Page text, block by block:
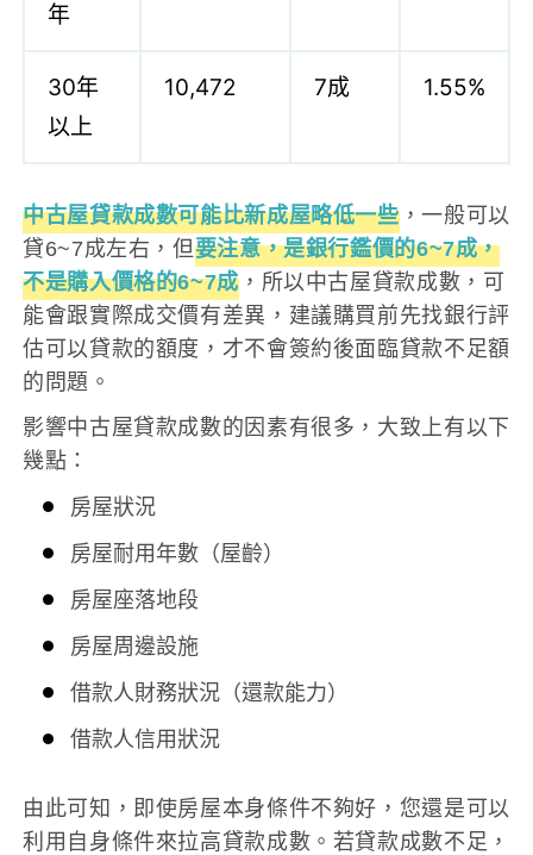
年
30年
以上
10,472 7成 1.55%
中古屋貸款成數可能比新成屋略低一些，一般可以
貸6~7成左右，但要注意，是銀行鑑價的6~7成，
不是購入價格的6~7成，所以中古屋貸款成數，可
能會跟實際成交價有差異，建議購買前先找銀行評
估可以貸款的額度，才不會簽約後面臨貸款不足額
的問題。
影響中古屋貸款成數的因素有很多，大致上有以下
幾點：
房屋狀況
房屋耐用年數（屋齡）
房屋座落地段
房屋周邊設施
借款人財務狀況（還款能力）
借款人信用狀況
由此可知，即使房屋本身條件不夠好，您還是可以
利用自身條件來拉高貸款成數。若貸款成數不足，